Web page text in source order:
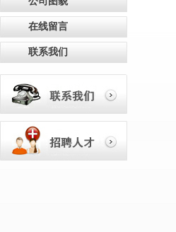
在线留言
联系我们